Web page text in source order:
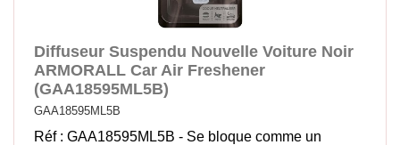
Diffuseur Suspendu Nouvelle Voiture Noir
ARMORALL Car Air Freshener
(GAA18595ML5B)
GAA18595ML5B
Réf : GAA18595ML5B - Se bloque comme un